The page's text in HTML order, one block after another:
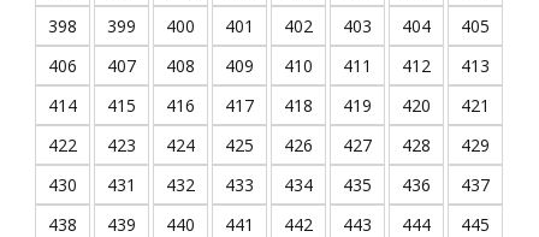
398
399 400 401 402 403 404
405
406
407 408 409 410 411 412
413
414
415 416 417 418 419 420
421
422
423 424 425 426 427 428
429
430
431 432 433 434 435 436
437
438
439 440 441 442 443 444
445